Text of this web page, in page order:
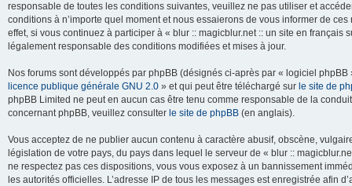
responsable de toutes les conditions suivantes, veuillez ne pas utiliser et
conditions à n’importe quel moment et nous essaierons de vous informer de
effet, si vous continuez à participer à « blur :: magicblur.net :: un site en
légalement responsable des conditions modifiées et mises à jour.
Nos forums sont développés par phpBB (désignés ci-après par « logiciel
licence publique générale GNU 2.0 » et qui peut être téléchargé sur le site de
phpBB Limited ne peut en aucun cas être tenu comme responsable de la
concernant phpBB, veuillez consulter le site de phpBB (en anglais).
Vous acceptez de ne publier aucun contenu à caractère abusif, obscène,
législation de votre pays, du pays dans lequel le serveur de « blur ::
ne respectez pas ces dispositions, vous vous exposez à un bannissement
les autorités officielles. L’adresse IP de tous les messages est enregistrée afin